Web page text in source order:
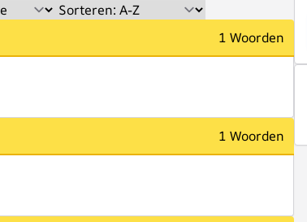
1 Woorden
1 Woorden